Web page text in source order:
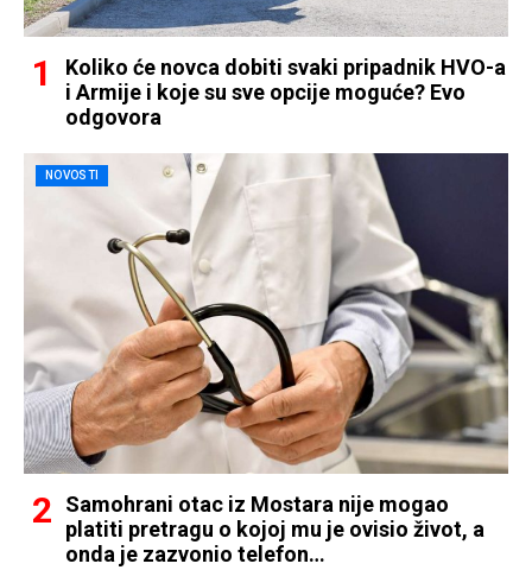
Koliko će novca dobiti svaki pripadnik HVO-a
i Armije i koje su sve opcije moguće? Evo
odgovora
NOVOSTI
Samohrani otac iz Mostara nije mogao
platiti pretragu o kojoj mu je ovisio život, a
onda je zazvonio telefon…